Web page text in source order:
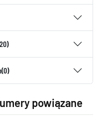
(0)
powiązane